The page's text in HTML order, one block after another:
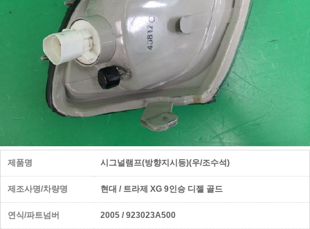
제품명 시그널램프(방향지시등)(우/조수석)
제조사명/차량명 현대 / 트라제 XG 9인승 디젤 골드
연식/파트넘버 2005 / 923023A500